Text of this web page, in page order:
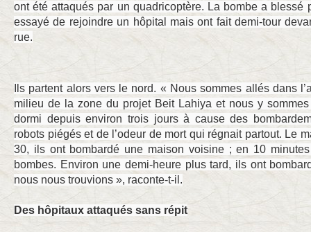
ont été attaqués par un quadricoptère. La bombe a blessé
essayé de rejoindre un hôpital mais ont fait demi-tour
rue.
Ils partent alors vers le nord. « Nous sommes allés dans
milieu de la zone du projet Beit Lahiya et nous y sommes
dormi depuis environ trois jours à cause des
robots piégés et de l’odeur de mort qui régnait partout. Le
30, ils ont bombardé une maison voisine ; en 10
bombes. Environ une demi-heure plus tard, ils ont
nous nous trouvions », raconte-t-il.
Des hôpitaux attaqués sans répit